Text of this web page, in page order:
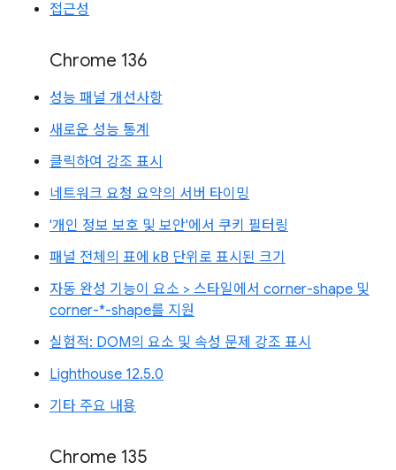
접근성
Chrome 136
성능 패널 개선사항
새로운 성능 통계
클릭하여 강조 표시
네트워크 요청 요약의 서버 타이밍
'개인 정보 보호 및 보안'에서 쿠키 필터링
패널 전체의 표에 kB 단위로 표시된 크기
자동 완성 기능이 요소 > 스타일에서 corner-shape 및
corner-*-shape를 지원
실험적: DOM의 요소 및 속성 문제 강조 표시
Lighthouse 12.5.0
기타 주요 내용
Chrome 135